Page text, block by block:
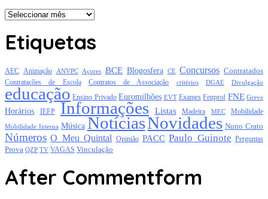
Arquivo
Etiquetas
AEC Animação ANVPC Açores BCE Blogosfera CE Concursos Contratados
Contratações de Escola Contratos de Associação critérios DGAE Divulgação
educação Ensino Privado Euromilhões EVT Exames Fenprof FNE Greve
Horários IEFP Informações Listas Madeira MEC Mobilidade
Mobilidade Interna Música NotíciasNovidades Nuno Crato
Números O Meu Quintal Opinião PACC Paulo Guinote Perguntas
Prova QZP TV VAGAS Vinculação
After Commentform